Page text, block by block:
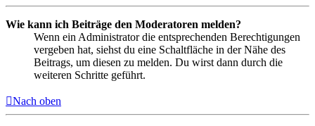
Wie kann ich Beiträge den Moderatoren melden?
Wenn ein Administrator die entsprechenden Berechtigungen
vergeben hat, siehst du eine Schaltfläche in der Nähe des
Beitrags, um diesen zu melden. Du wirst dann durch die
weiteren Schritte geführt.
Nach oben